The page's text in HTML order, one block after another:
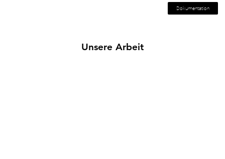
Dokumentation
Unsere Arbeit